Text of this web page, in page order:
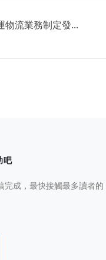
物流業務制定發...
吧
完成，最快接觸最多讀者的